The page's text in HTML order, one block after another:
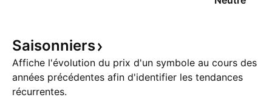
Saisonniers
Affiche l'évolution du prix d'un symbole au cours des
années précédentes afin d'identifier les tendances
récurrentes.